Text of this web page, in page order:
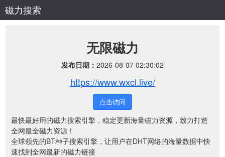
磁力搜索
无限磁力
发布日期： 2026-08-07 02:30:02
https://www.wxcl.live/
点击访问
最快最好用的磁力搜索引擎，稳定更新海量磁力资源，致力打造
全网最全磁力资源！
全球领先的BT种子搜索引擎，让用户在DHT网络的海量数据中快
速找到全网最新的磁力链接